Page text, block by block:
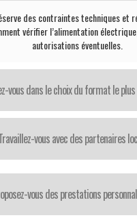
des contraintes techniques et
vérifier l’alimentation
autorisations éventuelles.
vous dans le choix du format le
vous avec des partenaires
vous des prestations